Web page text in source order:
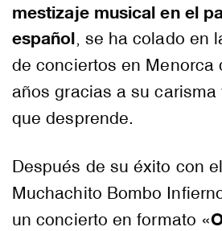
mestizaje musical en el
español , se ha colado en
de conciertos en Menorca
años gracias a su
que desprende.
Después de su éxito con
Muchachito Bombo
un concierto en formato «